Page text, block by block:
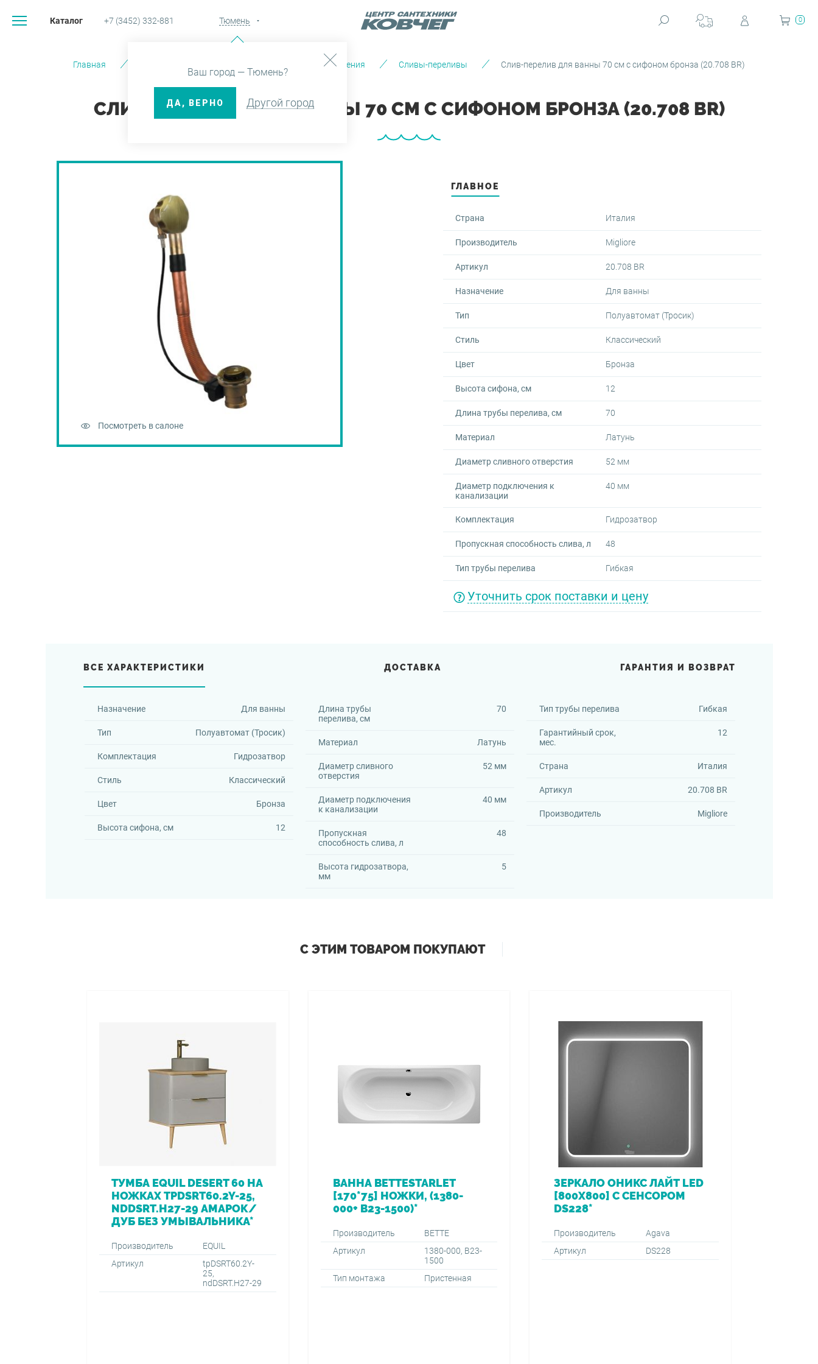
Каталог +7 (3452) 332-881 Тюмень
Ваш город — Тюмень?
ДА, ВЕРНО Другой город
0
Главная Системы инсталляции и водоотведения Сливы-переливы Слив-перелив для ванны 70 см с сифоном бронза (20.708 BR)
СЛИВ-ПЕРЕЛИВ ДЛЯ ВАННЫ 70 СМ С СИФОНОМ БРОНЗА (20.708 BR)
Посмотреть в салоне
ГЛАВНОЕ
Страна Италия
Производитель Migliore
Артикул 20.708 BR
Назначение Для ванны
Тип Полуавтомат (Тросик)
Стиль Классический
Цвет Бронза
Высота сифона, см 12
Длина трубы перелива, см 70
Материал Латунь
Диаметр сливного отверстия 52 мм
Диаметр подключения к
канализации
40 мм
Комплектация Гидрозатвор
Пропускная способность слива, л 48
Тип трубы перелива Гибкая
Уточнить срок поставки и цену
ВСЕ ХАРАКТЕРИСТИКИ ДОСТАВКА ГАРАНТИЯ И ВОЗВРАТ
Назначение Для ванны
Тип Полуавтомат (Тросик)
Комплектация Гидрозатвор
Стиль Классический
Цвет Бронза
Высота сифона, см 12
Длина трубы
перелива, см
70
Материал Латунь
Диаметр сливного
отверстия
52 мм
Диаметр подключения
к канализации
40 мм
Пропускная
способность слива, л
48
Высота гидрозатвора,
мм
5
Тип трубы перелива Гибкая
Гарантийный срок,
мес.
12
Страна Италия
Артикул 20.708 BR
Производитель Migliore
С ЭТИМ ТОВАРОМ ПОКУПАЮТ
ТУМБА EQUIL DESERT 60 НА
НОЖКАХ TPDSRT60.2Y-25,
NDDSRT.H27-29 АМАРОК/
ДУБ БЕЗ УМЫВАЛЬНИКА*
Производитель
EQUIL
Артикул
tpDSRT60.2Y-
25,
ndDSRT.H27-29
ВАННА BETTESTARLET
[170*75] НОЖКИ, (1380-
000+ B23-1500)*
Производитель
BETTE
Артикул
1380-000, B23-
1500
Тип монтажа
Пристенная
ЗЕРКАЛО ОНИКС ЛАЙТ LED
[800Х800] С СЕНСОРОМ
DS228*
Производитель
Agava
Артикул
DS228